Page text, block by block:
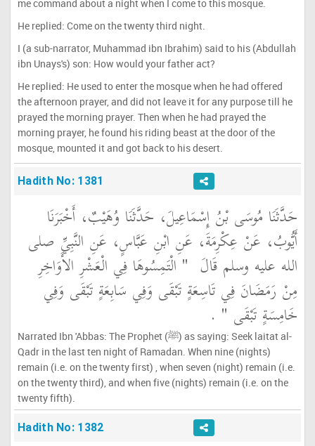
me command about a night when I come to this mosque.
He replied: Come on the twenty third night.
I (a sub-narrator, Muhammad ibn Ibrahim) said to his (Abdullah
ibn Unays's) son: How would your father act?
He replied: He used to enter the mosque when he had offered
the afternoon prayer, and did not leave it for any purpose till he
prayed the morning prayer. Then when he had prayed the
morning prayer, he found his riding beast at the door of the
mosque, mounted it and got back to his desert.
Hadith No: 1381
حَدَّثَنَا مُوسَى بْنُ إِسْمَاعِيلَ، حَدَّثَنَا وُهَيْبٌ، أَخْبَرَنَا
أَيُّوبُ، عَنْ عِكْرِمَةَ، عَنِ ابْنِ عَبَّاسٍ، عَنِ النَّبِيِّ صلى
الله عليه وسلم قَالَ ‏ "‏ الْتَمِسُوهَا فِي الْعَشْرِ الأَوَاخِرِ
مِنْ رَمَضَانَ فِي تَاسِعَةٍ تَبْقَى وَفِي سَابِعَةٍ تَبْقَى وَفِي
خَامِسَةٍ تَبْقَى ‏" ‏ ‏.‏
Narrated Ibn 'Abbas: The Prophet (ﷺ) as saying: Seek laitat al-
Qadr in the last ten night of Ramadan. When nine (nights)
remain (i.e. on the twenty first) , when seven (night) remain (i.e.
on the twenty third), and when five (nights) remain (i.e. on the
twenty fifth).
Hadith No: 1382